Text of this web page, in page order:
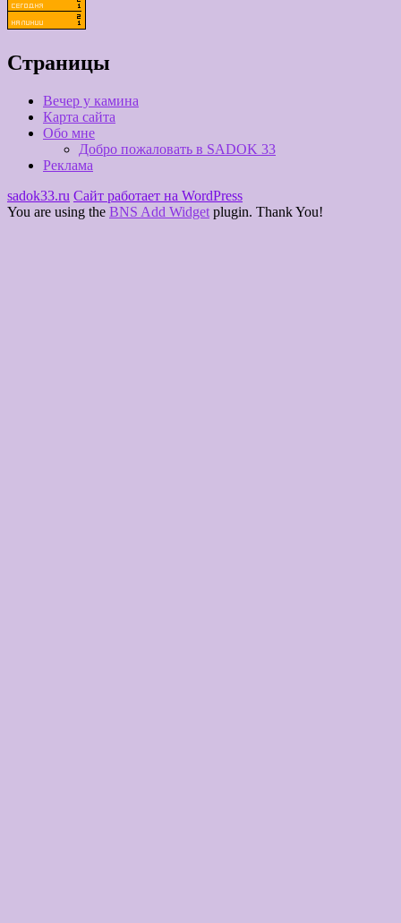
Страницы
Вечер у камина
Карта сайта
Обо мне
Добро пожаловать в SADOK 33
Реклама
sadok33.ru Сайт работает на WordPress
You are using the BNS Add Widget plugin. Thank You!